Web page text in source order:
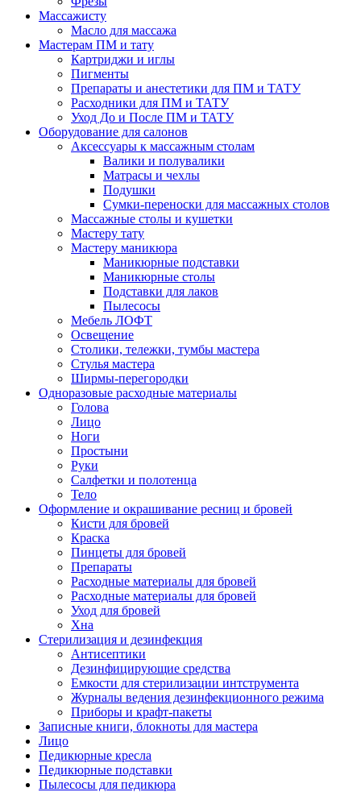
Массажисту
Масло для массажа
Мастерам ПМ и тату
Картриджи и иглы
Пигменты
Препараты и анестетики для ПМ и ТАТУ
Расходники для ПМ и ТАТУ
Уход До и После ПМ и ТАТУ
Оборудование для салонов
Аксессуары к массажным столам
Валики и полувалики
Матрасы и чехлы
Подушки
Сумки-переноски для массажных столов
Массажные столы и кушетки
Мастеру тату
Мастеру маникюра
Маникюрные подставки
Маникюрные столы
Подставки для лаков
Пылесосы
Мебель ЛОФТ
Освещение
Столики, тележки, тумбы мастера
Стулья мастера
Ширмы-перегородки
Одноразовые расходные материалы
Голова
Лицо
Ноги
Простыни
Руки
Салфетки и полотенца
Тело
Оформление и окрашивание ресниц и бровей
Кисти для бровей
Краска
Пинцеты для бровей
Препараты
Расходные материалы для бровей
Расходные материалы для бровей
Уход для бровей
Хна
Стерилизация и дезинфекция
Антисептики
Дезинфицирующие средства
Емкости для стерилизации интструмента
Журналы ведения дезинфекционного режима
Приборы и крафт-пакеты
Записные книги, блокноты для мастера
Лицо
Педикюрные кресла
Педикюрные подставки
Пылесосы для педикюра